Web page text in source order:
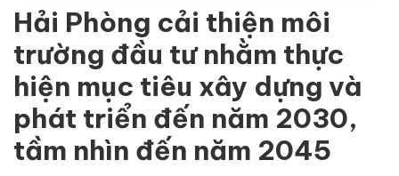
Hải Phòng cải thiện môi
trường đầu tư nhằm thực
hiện mục tiêu xây dựng và
phát triển đến năm 2030,
tầm nhìn đến năm 2045